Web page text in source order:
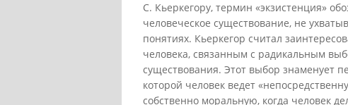
С. Кьеркегору, термин «экзистенция»
человеческое существование, не
понятиях. Кьеркегор считал
человека, связанным с радикальным
существования. Этот выбор знаменует
которой человек ведет
собственно моральную, когда человек